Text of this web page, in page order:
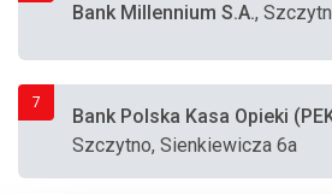
Bank Millennium S.A.,
7
Bank Polska Kasa Opieki
Szczytno, Sienkiewicza 6a